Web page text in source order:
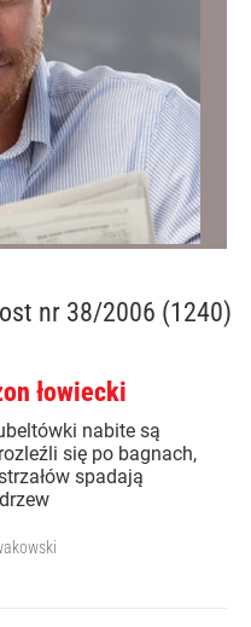
nr 38/2006 (1240)
łowiecki
nabite są
się po bagnach,
spadają